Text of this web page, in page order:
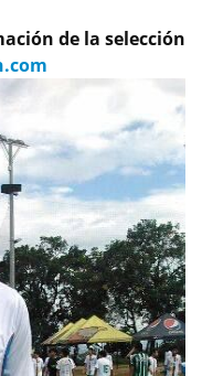
de la selección